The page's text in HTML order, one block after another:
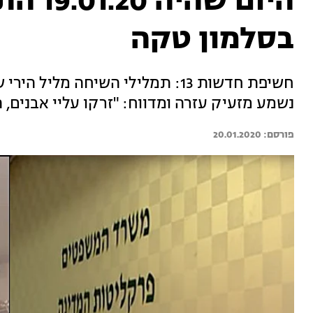
בסלמון טקה
חשיפת חדשות 13: תמלילי השיחה
נשמע מזעיק עזרה ומדווח: "זרקו עליי
20.01.2020